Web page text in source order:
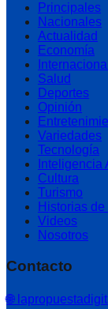
Principales
Nacionales
Actualidad
Economía
Salud
Deportes
Opinión
Variedades
Tecnología
Inteligencia
Cultura
Turismo
Historias de
Videos
Nosotros
Contacto
🌐